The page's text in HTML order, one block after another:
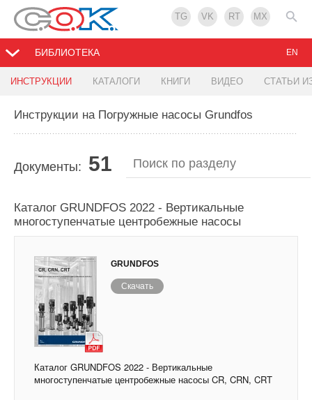
TG VK RT MX
БИБЛИОТЕКА
ИНСТРУКЦИИ КАТАЛОГИ КНИГИ ВИДЕО СТАТЬИ
EN
Инструкции на Погружные насосы Grundfos
Документы: 51
Каталог GRUNDFOS 2022 - Вертикальные
многоступенчатые центробежные насосы
GRUNDFOS
Скачать
Каталог GRUNDFOS 2022 - Вертикальные
многоступенчатые центробежные насосы CR, CRN, CRT